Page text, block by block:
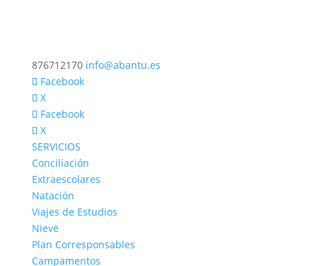
876712170 info@abantu.es
Facebook
X
Facebook
X
SERVICIOS
Conciliación
Extraescolares
Natación
Viajes de Estudios
Nieve
Plan Corresponsables
Campamentos